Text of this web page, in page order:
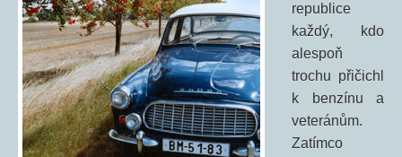
republice
každý, kdo
alespoň
trochu přičichl
k benzínu a
veteránům.
Zatímco